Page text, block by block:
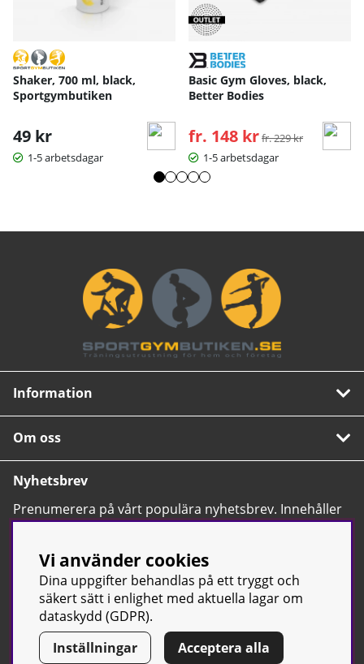
Shaker, 700 ml, black,
Sportgymbutiken
49 kr
1-5 arbetsdagar
Basic Gym Gloves, black,
Better Bodies
fr. 148 kr Ordinarie pris:
fr. 229 kr
1-5 arbetsdagar
Information
Om oss
Nyhetsbrev
Prenumerera på vårt populära nyhetsbrev. Innehåller
tips, nyheter och våra allra bästa erbjudanden.
© Sport & Gym Butiken JTC AB | Kontakta oss| All rights reserved
Vi använder cookies
Dina uppgifter behandlas på ett tryggt och
säkert sätt i enlighet med aktuella lagar om
dataskydd (GDPR).
Inställningar
Acceptera alla